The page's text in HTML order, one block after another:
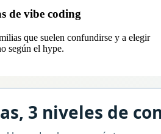
de vibe coding
que suelen confundirse y a elegir
según el hype.